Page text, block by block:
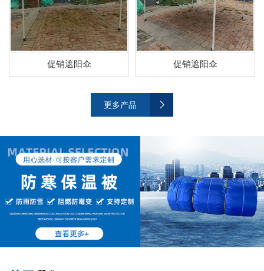
促销遮阳伞 促销遮阳伞
更多产品